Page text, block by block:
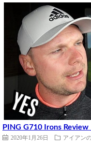
PING G710 Irons
2020年1月26日 アイアン